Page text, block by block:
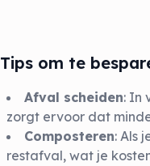
Tips om te
Afval scheiden: In
zorgt ervoor dat
Composteren: Als
restafval, wat je